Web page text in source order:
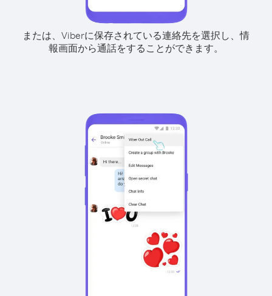
または、Viberに保存されている連絡先を選択し、情
報画面から通話をすることができます。